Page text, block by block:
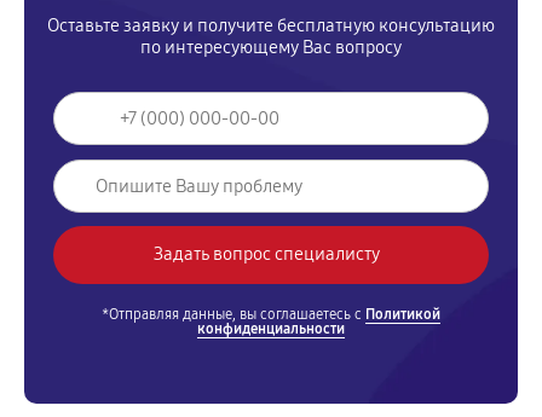
Оставьте заявку и получите бесплатную консультацию
по интересующему Вас вопросу
*Отправляя данные, вы соглашаетесь с Политикой
конфиденциальности